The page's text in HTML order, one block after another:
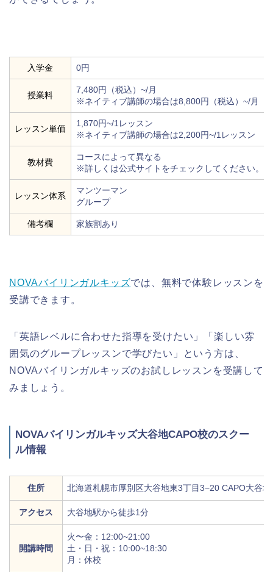
入学金 0円
授業料
7,480円（税込）~/月
※ネイティブ講師の場合は8,800円（税込）~/月
レッスン単価
1,870円~/1レッスン
※ネイティブ講師の場合は2,200円~/1レッスン
教材費
コースによって異なる
※詳しくは公式サイトをチェックしてください。
レッスン体系
マンツーマン
グループ
備考欄 家族割あり
NOVAバイリンガルキッズでは、無料で体験レッスンを
受講できます。
「英語レベルに合わせた指導を受けたい」「楽しい雰
囲気のグループレッスンで学びたい」という方は、
NOVAバイリンガルキッズのお試しレッスンを受講して
みましょう。
NOVAバイリンガルキッズ大谷地CAPO校のスクー
ル情報
住所 北海道札幌市厚別区大谷地東3丁目3−20 CAPO大谷
アクセス 大谷地駅から徒歩1分
開講時間
火〜金：12:00~21:00
土・日・祝：10:00~18:30
月：休校